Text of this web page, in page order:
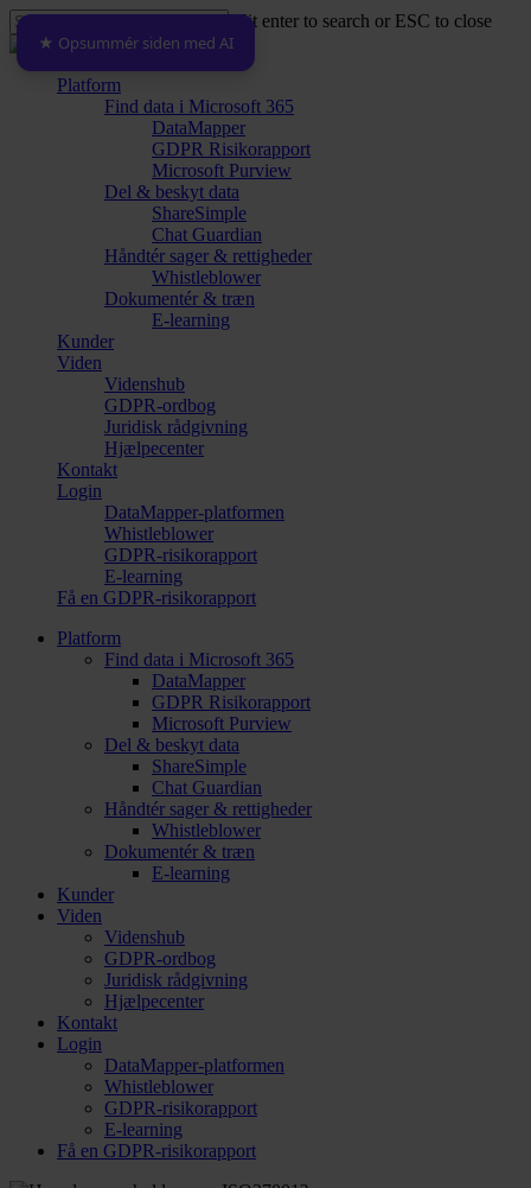
Skip
to
main
content
Hit enter to search or ESC to close
Close
Search
Platform
Find data i Microsoft 365
DataMapper
GDPR Risikorapport
Microsoft Purview
Del & beskyt data
ShareSimple
Chat Guardian
Håndtér sager & rettigheder
Whistleblower
Dokumentér & træn
E-learning
Kunder
Viden
Videnshub
GDPR-ordbog
Juridisk rådgivning
Hjælpecenter
Kontakt
Login
DataMapper-platformen
Whistleblower
GDPR-risikorapport
E-learning
Få en GDPR-risikorapport
Platform
Find data i Microsoft 365
DataMapper
GDPR Risikorapport
Microsoft Purview
Del & beskyt data
ShareSimple
Chat Guardian
Håndtér sager & rettigheder
Whistleblower
Dokumentér & træn
E-learning
Kunder
Viden
Videnshub
GDPR-ordbog
Juridisk rådgivning
Hjælpecenter
Kontakt
Login
DataMapper-platformen
Whistleblower
GDPR-risikorapport
E-learning
Få en GDPR-risikorapport
★ Opsummér siden med AI